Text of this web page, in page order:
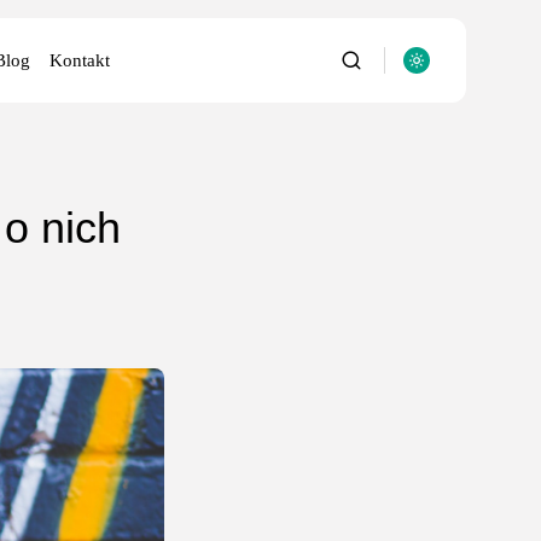
Kontakt
nich